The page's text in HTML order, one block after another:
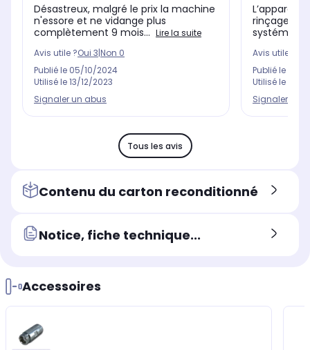
Désastreux, malgré le prix la machine
n'essore et ne vidange plus
complètement 9 mois... Lire la suite
Avis utile ?Oui 3|Non 0
Publié le 05/10/2024
Utilisé le13/12/2023
Signaler un abus
L’appareil
rinçage et
Avis utile ?
Publié le
Utilisé le
Signaler un
Tous les avis
Contenu du carton reconditionné
Notice, fiche technique...
Accessoires